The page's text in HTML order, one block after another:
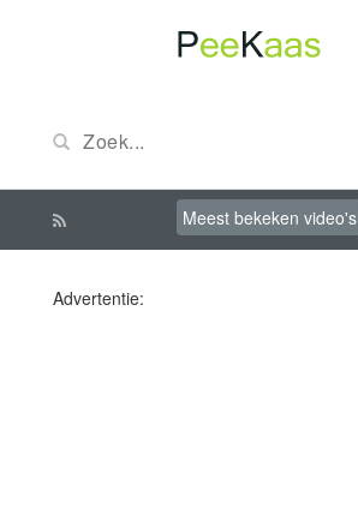
Meest bekeken video's
Advertentie: